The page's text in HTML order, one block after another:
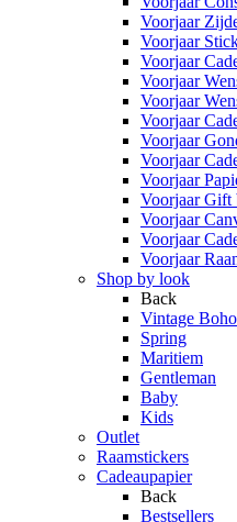
Voorjaar
Voorjaar
Voorjaar
Voorjaar
Voorjaar
Voorjaar
Voorjaar
Voorjaar
Voorjaar
Voorjaar Gift
Voorjaar
Voorjaar
Voorjaar
Shop by look
Back
Vintage Boho
Spring
Maritiem
Gentleman
Baby
Kids
Outlet
Raamstickers
Cadeaupapier
Back
Bestsellers